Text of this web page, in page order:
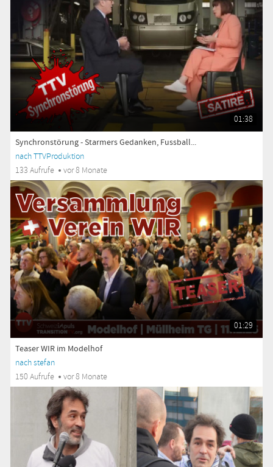
01:38
Synchronstörung - Starmers Gedanken, Fussball...
nach TTVProduktion
133 Aufrufe
vor 8 Monate
01:29
Teaser WIR im Modelhof
nach stefan
150 Aufrufe
vor 8 Monate